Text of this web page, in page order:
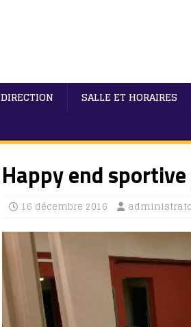
DIRECTION SALLE ET HORAIRES
Happy end
16 décembre 2016